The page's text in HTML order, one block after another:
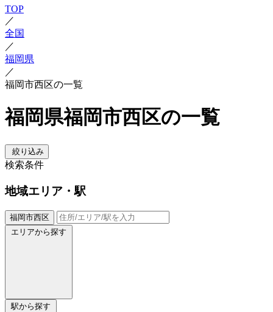
TOP
／
全国
／
福岡県
／
福岡市西区の一覧
福岡県福岡市西区の一覧
絞り込み
検索条件
地域エリア・駅
福岡市西区
エリアから探す
駅から探す